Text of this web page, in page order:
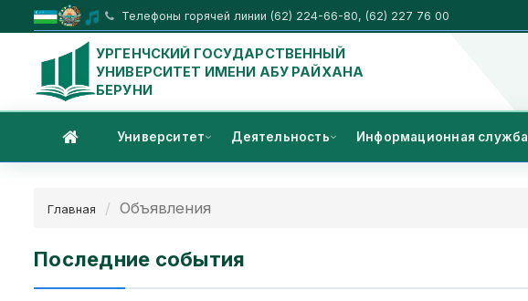
Телефоны горячей линии (62) 224-66-80, (62) 227 76 00
УРГЕНЧСКИЙ ГОСУДАРСТВЕННЫЙ
УНИВЕРСИТЕТ ИМЕНИ АБУ РАЙХАНА
БЕРУНИ
Университет Деятельность Информационная служба
Главная Объявления
Последние события